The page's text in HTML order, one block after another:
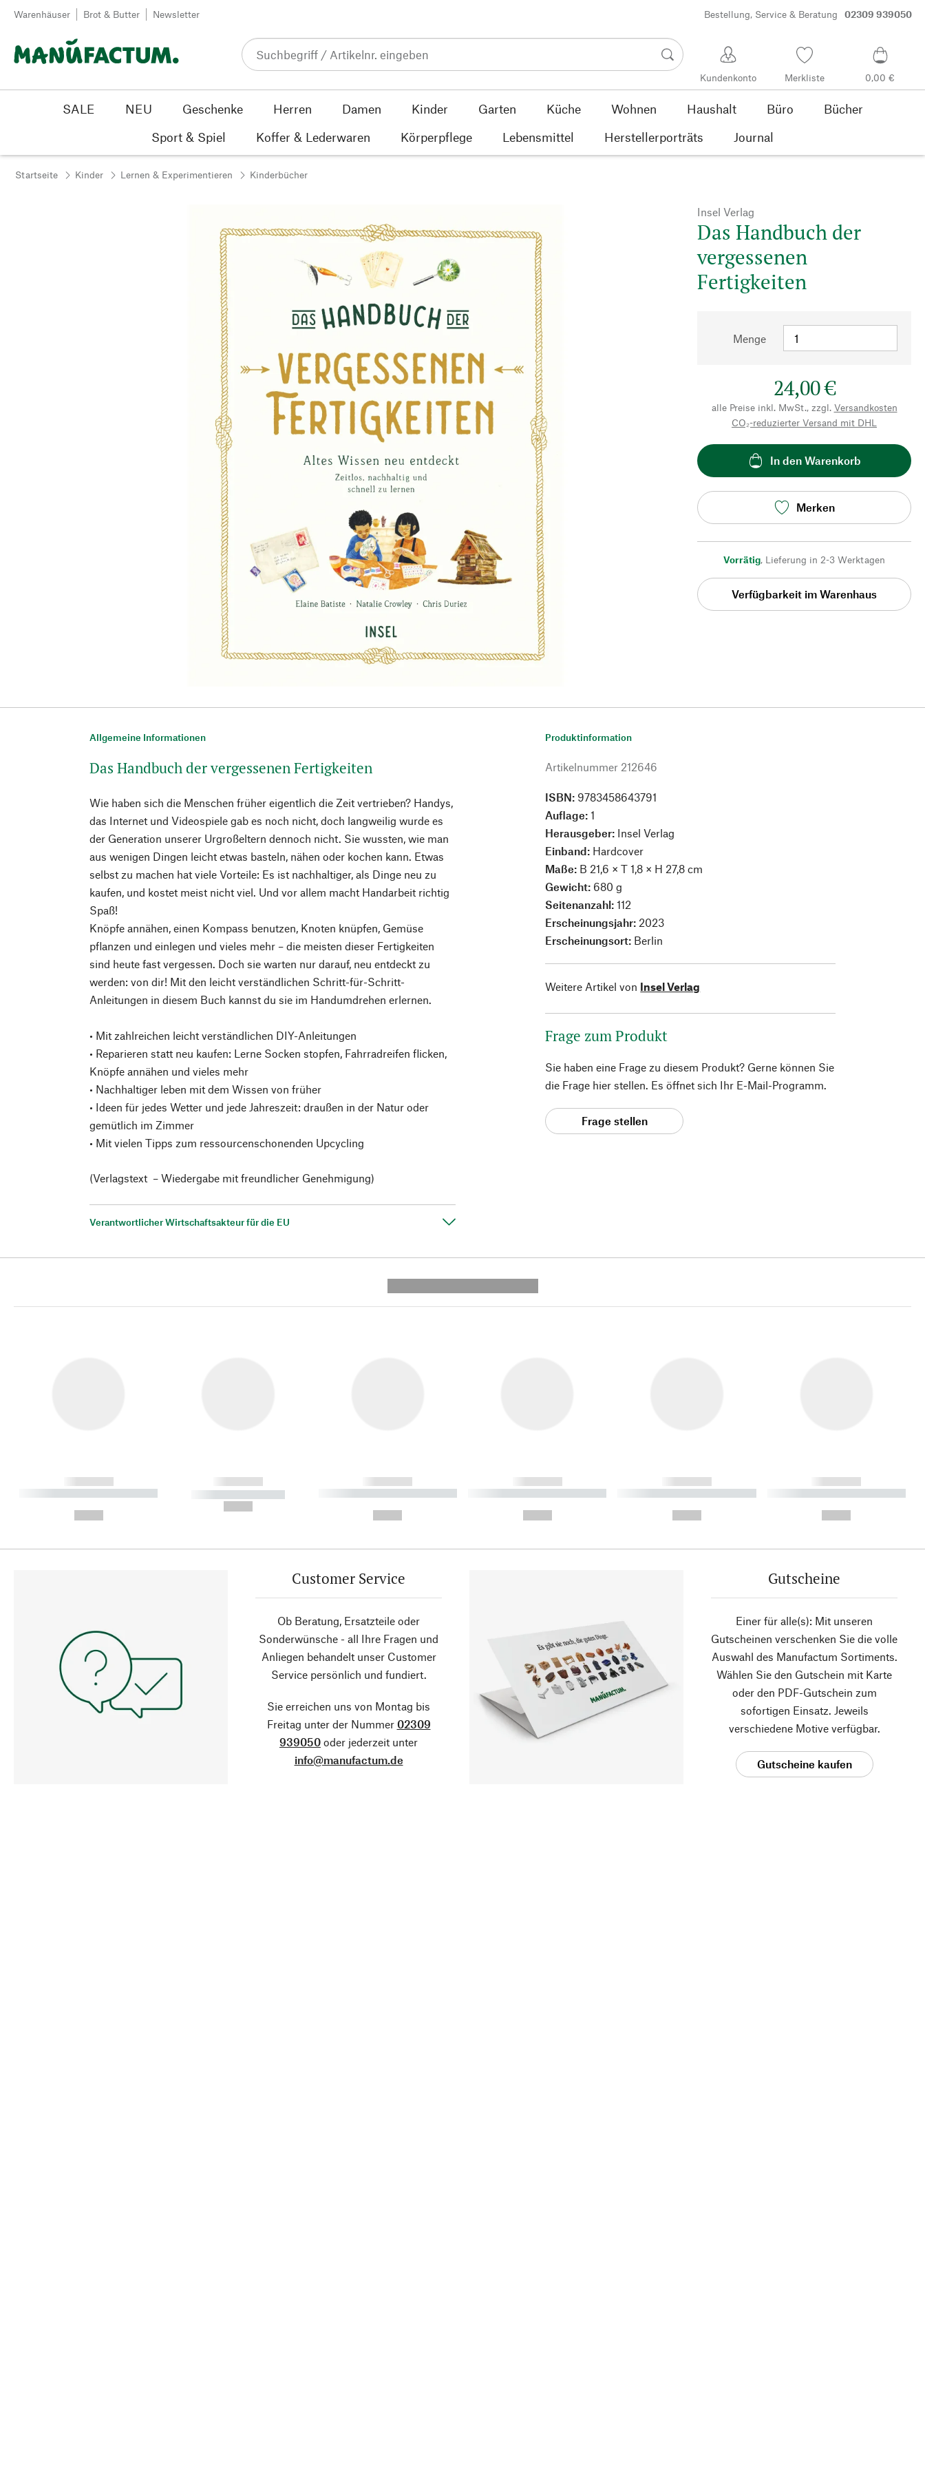
Zum Inhalt springen
Warenhäuser Brot & Butter Newsletter Bestellung, Service & Beratung 02309 939050
Kundenkonto Merkliste 0,00 €
SALE NEU Geschenke Herren Damen Kinder Garten Küche Wohnen Haushalt Büro
Bücher
Sport & Spiel
Koffer & Lederwaren Körperpflege Lebensmittel Herstellerporträts Journal
Startseite Kinder Lernen & Experimentieren Kinderbücher
Insel Verlag
Das Handbuch der
vergessenen
Fertigkeiten
Menge
24,00 €
alle Preise inkl. MwSt., zzgl. Versandkosten
CO₂-reduzierter Versand mit DHL
In den Warenkorb
Merken
Vorrätig, Lieferung in 2-3 Werktagen
Verfügbarkeit im Warenhaus
Allgemeine Informationen
Das Handbuch der vergessenen Fertigkeiten
Wie haben sich die Menschen früher eigentlich die Zeit vertrieben? Handys,
das Internet und Videospiele gab es noch nicht, doch langweilig wurde es
der Generation unserer Urgroßeltern dennoch nicht. Sie wussten, wie man
aus wenigen Dingen leicht etwas basteln, nähen oder kochen kann. Etwas
selbst zu machen hat viele Vorteile: Es ist nachhaltiger, als Dinge neu zu
kaufen, und kostet meist nicht viel. Und vor allem macht Handarbeit richtig
Spaß!
Knöpfe annähen, einen Kompass benutzen, Knoten knüpfen, Gemüse
pflanzen und einlegen und vieles mehr – die meisten dieser Fertigkeiten
sind heute fast vergessen. Doch sie warten nur darauf, neu entdeckt zu
werden: von dir! Mit den leicht verständlichen Schritt-für-Schritt-
Anleitungen in diesem Buch kannst du sie im Handumdrehen erlernen.
• Mit zahlreichen leicht verständlichen DIY-Anleitungen
• Reparieren statt neu kaufen: Lerne Socken stopfen, Fahrradreifen flicken,
Knöpfe annähen und vieles mehr
• Nachhaltiger leben mit dem Wissen von früher
• Ideen für jedes Wetter und jede Jahreszeit: draußen in der Natur oder
gemütlich im Zimmer
• Mit vielen Tipps zum ressourcenschonenden Upcycling
(Verlagstext – Wiedergabe mit freundlicher Genehmigung)
Verantwortlicher Wirtschaftsakteur für die EU
Produktinformation
Artikelnummer 212646
ISBN: 9783458643791
Auflage:1
Herausgeber: Insel Verlag
Einband: Hardcover
Maße: B 21,6 × T 1,8 × H 27,8 cm
Gewicht: 680 g
Seitenanzahl:112
Erscheinungsjahr: 2023
Erscheinungsort: Berlin
Weitere Artikel von Insel Verlag
Frage zum Produkt
Sie haben eine Frage zu diesem Produkt? Gerne können Sie
die Frage hier stellen. Es öffnet sich Ihr E-Mail-Programm.
Frage stellen
------------
----------- ----------- ----------
------------
----------- -----------
------------
----------- ----------- ----------
------------
----------- ----------- ----------
------------
----------- ----------- ----------
------------
----------- ----------- ----------
Customer Service
Ob Beratung, Ersatzteile oder
Sonderwünsche - all Ihre Fragen und
Anliegen behandelt unser Customer
Service persönlich und fundiert.
Sie erreichen uns von Montag bis
Freitag unter der Nummer 02309
939050 oder jederzeit unter
info@manufactum.de
Gutscheine
Einer für alle(s): Mit unseren
Gutscheinen verschenken Sie die volle
Auswahl des Manufactum Sortiments.
Wählen Sie den Gutschein mit Karte
oder den PDF-Gutschein zum
sofortigen Einsatz. Jeweils
verschiedene Motive verfügbar.
Gutscheine kaufen